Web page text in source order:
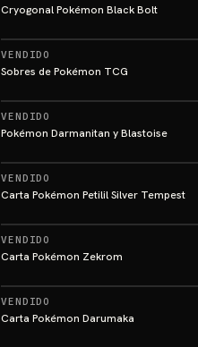
Cryogonal Pokémon Black Bolt
VENDIDO
Sobres de Pokémon TCG
VENDIDO
Pokémon Darmanitan y Blastoise
VENDIDO
Carta Pokémon Petilil Silver Tempest
VENDIDO
Carta Pokémon Zekrom
VENDIDO
Carta Pokémon Darumaka